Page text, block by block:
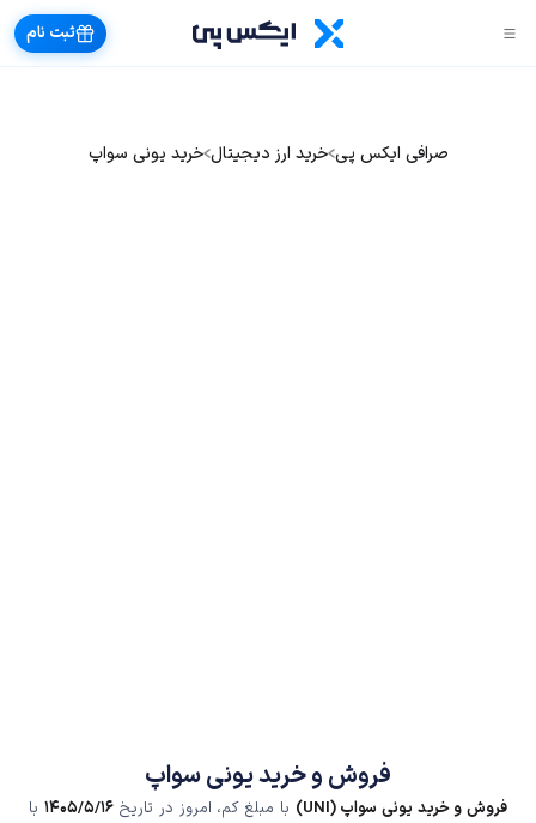
ثبت نام
صرافی ایکس پی خرید ارز دیجیتال خرید یونی سواپ
فروش و خرید یونی سواپ
فروش و خرید یونی سواپ (UNI) با مبلغ کم، امروز در تاریخ۱۴۰۵/۵/۱۶ با